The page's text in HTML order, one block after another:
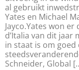
al gebruikt
Yates en Michael
Jayco.Yates won
d’Italia van dit jaar
in staat is om
Schneider, Global